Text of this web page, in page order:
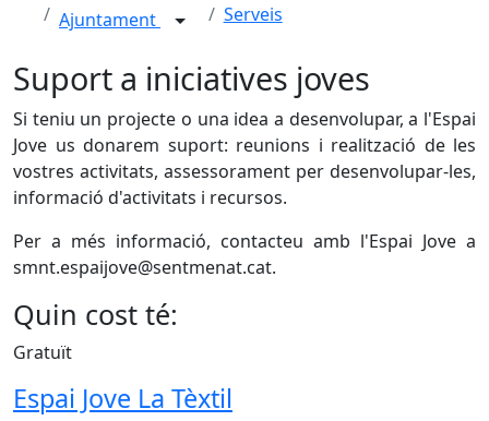
Ajuntament Serveis
Suport a iniciatives joves
Si teniu un projecte o una idea a desenvolupar, a l'Espai
Jove us donarem suport: reunions i realització de les
vostres activitats, assessorament per desenvolupar-les,
informació d'activitats i recursos.
Per a més informació, contacteu amb l'Espai Jove a
smnt.espaijove@sentmenat.cat.
Quin cost té:
Gratuït
Espai Jove La Tèxtil